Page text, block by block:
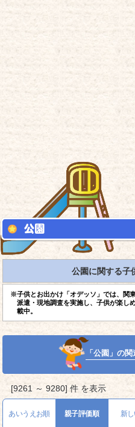
公園に関する子
※子供とお出かけ「オデッソ」では、関
派遣・現地調査を実施し、子供が楽し
載中。
「公園」の関
[9261 ～ 9280] 件 を表示
あいうえお順 親子評価順 新